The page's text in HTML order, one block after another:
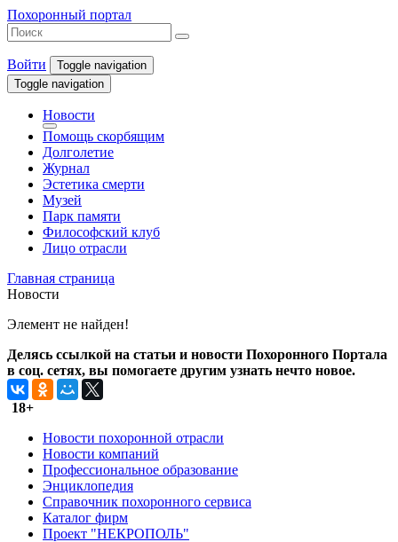
Похоронный портал
Войти
Toggle navigation
Toggle navigation
Новости
Помощь скорбящим
Долголетие
Журнал
Эстетика смерти
Музей
Парк памяти
Философский клуб
Лицо отрасли
Главная страница
Новости
Элемент не найден!
Делясь ссылкой на статьи и новости Похоронного Портала
в соц. сетях, вы помогаете другим узнать нечто новое.
18+
Новости похоронной отрасли
Новости компаний
Профессиональное образование
Энциклопедия
Справочник похоронного сервиса
Каталог фирм
Проект "НЕКРОПОЛЬ"